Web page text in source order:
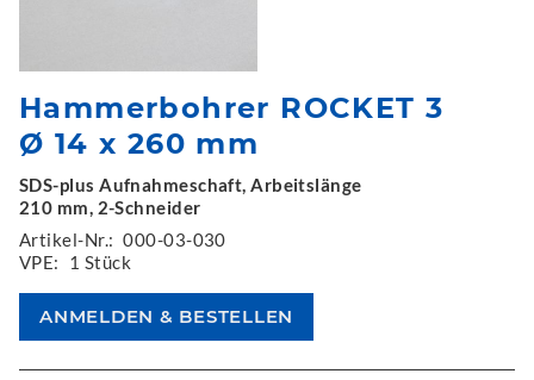
Hammerbohrer ROCKET 3
Ø 14 x 260 mm
SDS-plus Aufnahmeschaft, Arbeitslänge
210 mm, 2-Schneider
Artikel-Nr.: 000-03-030
VPE:
1 Stück